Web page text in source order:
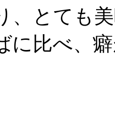
、とても
に比べ、